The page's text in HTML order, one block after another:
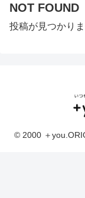
NOT FOUND
投稿が見つかりま
© 2000 ＋